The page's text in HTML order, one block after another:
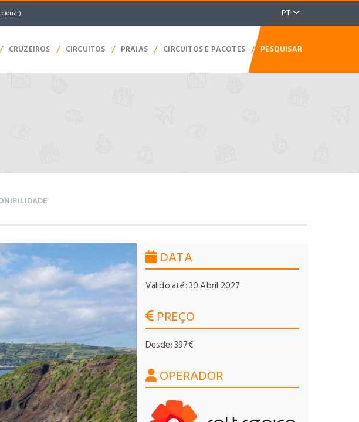
PT
/ CRUZEIROS / CIRCUITOS / PRAIAS / CIRCUITOS E PACOTES / PESQUISAR
DATA
Válido até: 30 Abril 2027
PREÇO
Desde: 397€
OPERADOR